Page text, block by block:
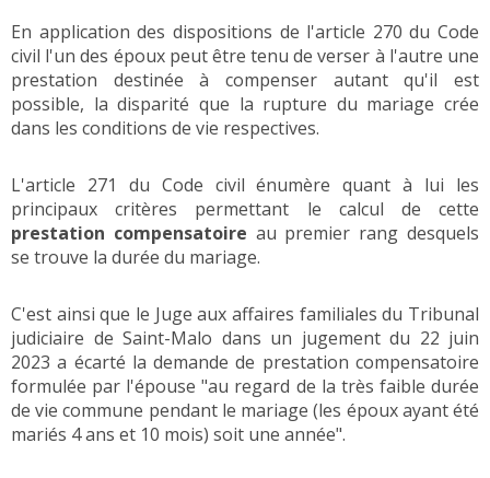
En application des dispositions de l'article 270 du Code
civil l'un des époux peut être tenu de verser à l'autre une
prestation destinée à compenser autant qu'il est
possible, la disparité que la rupture du mariage crée
dans les conditions de vie respectives.
L'article 271 du Code civil énumère quant à lui les
principaux critères permettant le calcul de cette
prestation compensatoire au premier rang desquels
se trouve la durée du mariage.
C'est ainsi que le Juge aux affaires familiales du Tribunal
judiciaire de Saint-Malo dans un jugement du 22 juin
2023 a écarté la demande de prestation compensatoire
formulée par l'épouse "au regard de la très faible durée
de vie commune pendant le mariage (les époux ayant été
mariés 4 ans et 10 mois) soit une année".